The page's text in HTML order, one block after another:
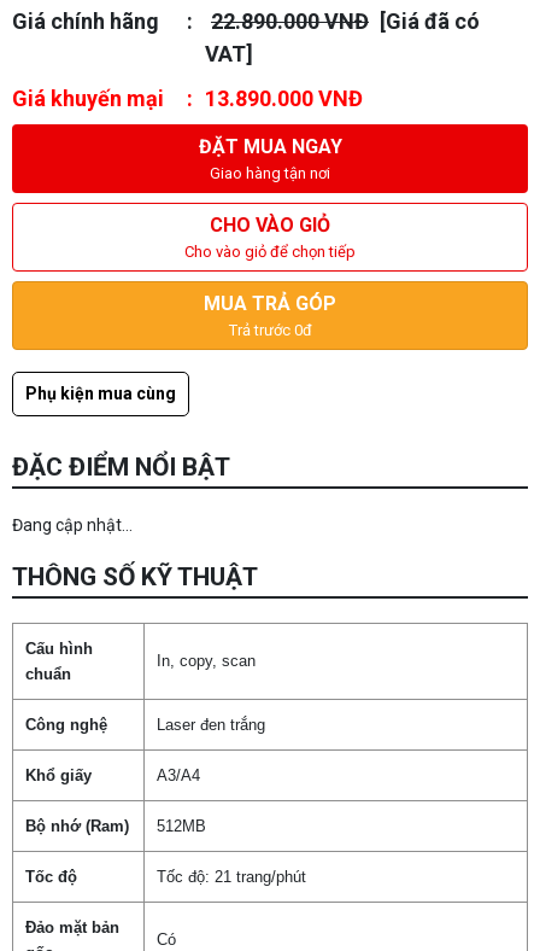
Giá chính hãng 22.890.000 VNĐ [Giá đã có
VAT]
Giá khuyến mại
13.890.000 VNĐ
ĐẶT MUA NGAY
Giao hàng tận nơi
CHO VÀO GIỎ
Cho vào giỏ để chọn tiếp
MUA TRẢ GÓP
Trả trước 0đ
Phụ kiện mua cùng
ĐẶC ĐIỂM NỔI BẬT
Đang cập nhật...
THÔNG SỐ KỸ THUẬT
Cấu hình
chuẩn
In, copy, scan
Công nghệ Laser đen trắng
Khổ giấy A3/A4
Bộ nhớ (Ram) 512MB
Tốc độ Tốc độ: 21 trang/phút
Đảo mặt bản
Có